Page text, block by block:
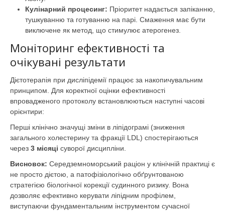
Кулінарний процесинг: Пріоритет надається запіканню,
тушкуванню та готуванню на парі. Смаження має бути
виключене як метод, що стимулює атерогенез.
Моніторинг ефективності та
очікувані результати
Дієтотерапія при дисліпідемії працює за накопичувальним
принципом. Для коректної оцінки ефективності
впровадженого протоколу встановлюються наступні часові
орієнтири:
Перші клінічно значущі зміни в ліпідограмі (зниження
загального холестерину та фракції LDL) спостерігаються
через 3 місяці суворої дисципліни.
Висновок: Середземноморський раціон у клінічній практиці є
не просто дієтою, а патофізіологічно обґрунтованою
стратегією біологічної корекції судинного ризику. Вона
дозволяє ефективно керувати ліпідним профілем,
виступаючи фундаментальним інструментом сучасної